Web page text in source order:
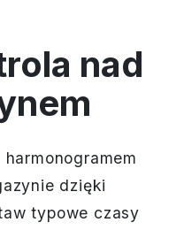
nad
dzięki
typowe czasy